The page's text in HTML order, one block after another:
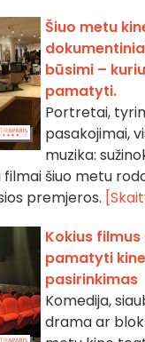
Šiuo metu
būsimi –
pamatyti.
Portretai,
pasakojimai,
muzika:
šiuo metu
premjeros.
Kokius
pamatyti
pasirinkimas
Komedija,
drama ar